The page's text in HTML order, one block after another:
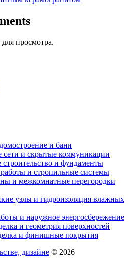
просмотра.
и бани
и скрытые коммуникации
строительство и фундаменты
и стропильные системы
и межкомнатные перегородки
узлы и гидроизоляция влажных
и наружное энергосбережение
и геометрия поверхностей
и финишные покрытия
дизайне © 2026